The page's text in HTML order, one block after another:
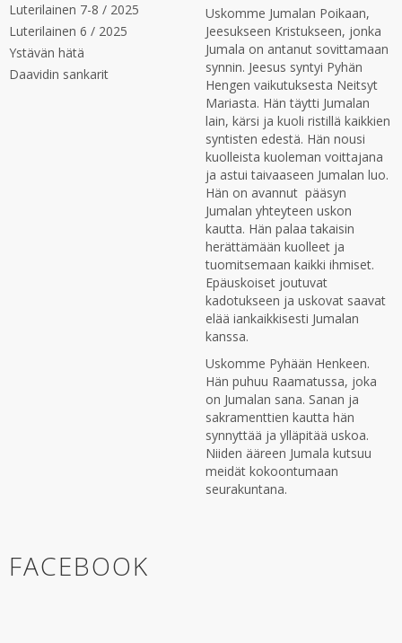
Luterilainen 7-8 / 2025
Luterilainen 6 / 2025
Ystävän hätä
Daavidin sankarit
Uskomme Jumalan Poikaan,
Jeesukseen Kristukseen, jonka
Jumala on antanut sovittamaan
synnin. Jeesus syntyi Pyhän
Hengen vaikutuksesta Neitsyt
Mariasta. Hän täytti Jumalan
lain, kärsi ja kuoli ristillä kaikkien
syntisten edestä. Hän nousi
kuolleista kuoleman voittajana
ja astui taivaaseen Jumalan luo.
Hän on avannut pääsyn
Jumalan yhteyteen uskon
kautta. Hän palaa takaisin
herättämään kuolleet ja
tuomitsemaan kaikki ihmiset.
Epäuskoiset joutuvat
kadotukseen ja uskovat saavat
elää iankaikkisesti Jumalan
kanssa.
Uskomme Pyhään Henkeen.
Hän puhuu Raamatussa, joka
on Jumalan sana. Sanan ja
sakramenttien kautta hän
synnyttää ja ylläpitää uskoa.
Niiden ääreen Jumala kutsuu
meidät kokoontumaan
seurakuntana.
FACEBOOK